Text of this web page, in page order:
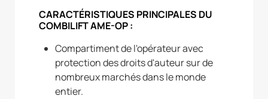
CARACTÉRISTIQUES PRINCIPALES DU
COMBILIFT AME-OP :
Compartiment de l'opérateur avec
protection des droits d'auteur sur de
nombreux marchés dans le monde
entier.